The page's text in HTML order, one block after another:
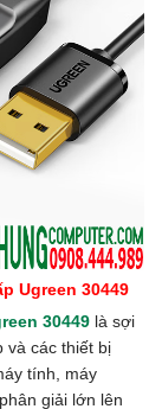
Ugreen 30449
30449 là sợi
và các thiết bị
tính, máy
giải lớn lên